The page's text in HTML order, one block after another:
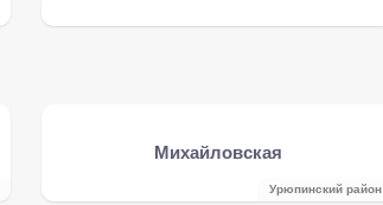
Михайловская
Урюпинский район